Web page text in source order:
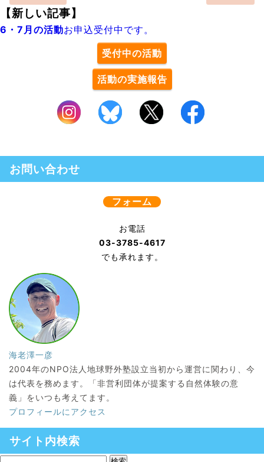
【新しい記事】
6・7月の活動お申込受付中です。
受付中の活動
活動の実施報告
お問い合わせ
フォーム
お電話
03-3785-4617
でも承れます。
海老澤一彦
2004年のNPO法人地球野外塾設立当初から運営に関わり、今
は代表を務めます。「非営利団体が提案する自然体験の意
義」をいつも考えてます。
プロフィールにアクセス
サイト内検索